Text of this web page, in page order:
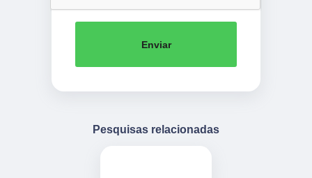
Enviar
Pesquisas relacionadas